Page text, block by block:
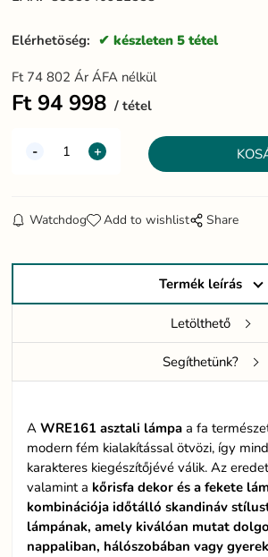
Elérhetöség: készleten 5 tétel
Ft 74 802 Ár ÁFA nélkül
Ft 94 998 tétel
Watchdog Add to wishlist Share
Termék leírás
Letölthető
Segíthetünk?
AWRE161 asztali lámpa a fa
modern fém kialakítással ötvözi, így
karakteres kiegészítőjévé válik. Az
valamint a kőrisfa dekor és a fekete
kombinációja időtálló skandináv
lámpának, amely kiválóan mutat
nappaliban, hálószobában vagy